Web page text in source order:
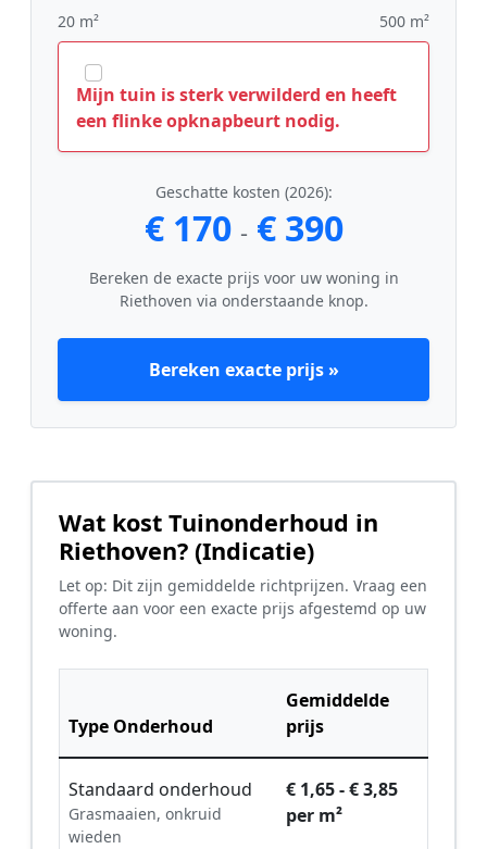
20 m² 500 m²
Mijn tuin is sterk verwilderd en heeft
een flinke opknapbeurt nodig.
Geschatte kosten (2026):
€ 170 - € 390
Bereken de exacte prijs voor uw woning in
Riethoven via onderstaande knop.
Bereken exacte prijs »
Wat kost Tuinonderhoud in
Riethoven? (Indicatie)
Let op: Dit zijn gemiddelde richtprijzen. Vraag een
offerte aan voor een exacte prijs afgestemd op uw
woning.
Type Onderhoud
Gemiddelde
prijs
Standaard onderhoud
Grasmaaien, onkruid
wieden
€ 1,65 - € 3,85
per m²